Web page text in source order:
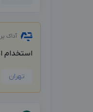
آداک
استخدام
تهران